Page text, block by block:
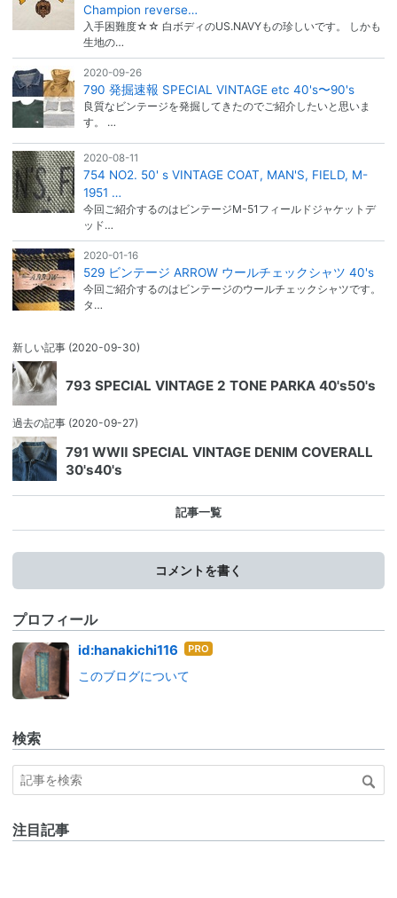
Champion reverse…
入手困難度☆☆ 白ボディのUS.NAVYもの珍しいです。 しかも
生地の…
2020-09-26
790 発掘速報 SPECIAL VINTAGE etc 40's〜90's
良質なビンテージを発掘してきたのでご紹介したいと思いま
す。 …
2020-08-11
754 NO2. 50' s VINTAGE COAT, MAN'S, FIELD, M-
1951 …
今回ご紹介するのはビンテージM-51フィールドジャケットデ
ッド…
2020-01-16
529 ビンテージ ARROW ウールチェックシャツ 40's
今回ご紹介するのはビンテージのウールチェックシャツです。
タ…
新しい記事 (2020-09-30)
793 SPECIAL VINTAGE 2 TONE PARKA 40's50's
過去の記事 (2020-09-27)
791 WWⅡ SPECIAL VINTAGE DENIM COVERALL
30's40's
記事一覧
コメントを書く
プロフィール
id:hanakichi116 はて
ログ
このブログについて
検索
注目記事